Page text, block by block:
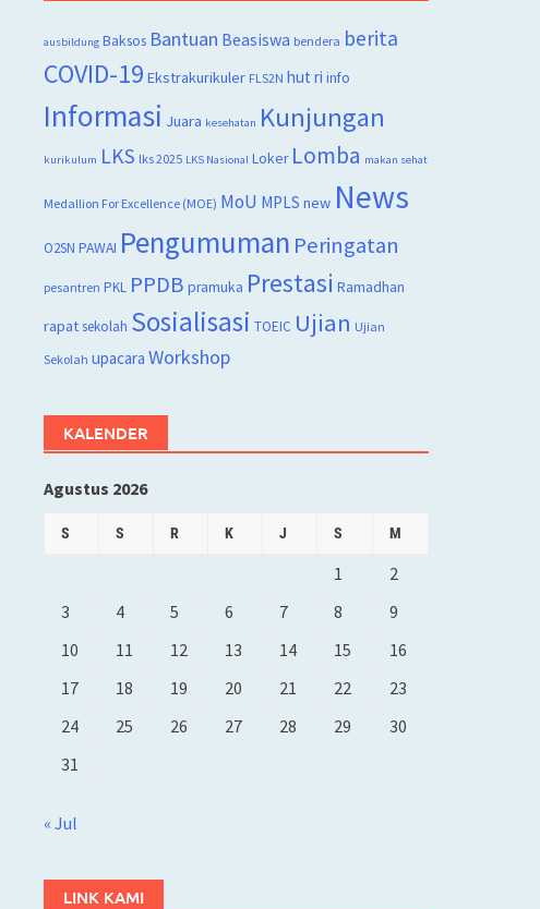
ausbildung Baksos Bantuan Beasiswa bendera berita
COVID-19 Ekstrakurikuler FLS2N hut ri info
Informasi Juara kesehatan Kunjungan
kurikulum LKS lks 2025 LKS Nasional Loker Lomba makan sehat
Medallion For Excellence (MOE) MoU MPLS new News
O2SN PAWAI Pengumuman Peringatan
pesantren PKL PPDB pramuka Prestasi Ramadhan
rapatsekolah Sosialisasi TOEIC Ujian Ujian
Sekolah upacara Workshop
KALENDER
Agustus 2026
S S R K J S M
1
2
3
4 5 6 7 8
9
10
11 12 13 14 15
16
17
18 19 20 21 22
23
24
25 26 27 28 29
30
31
« Jul
LINK KAMI